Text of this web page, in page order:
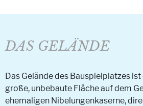
DAS GELÄNDE
Das Gelände des Bauspielplatzes
große, unbebaute Fläche auf dem
ehemaligen Nibelungenkaserne,